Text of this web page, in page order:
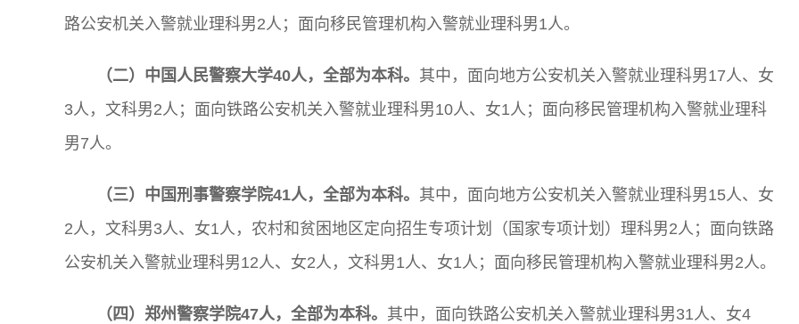
路公安机关入警就业理科男2人；面向移民管理机构入警就业理科男1人。
（二）中国人民警察大学40人，全部为本科。 其中，面向地方公安机关入警就业理科男17人、女
3人，文科男2人；面向铁路公安机关入警就业理科男10人、女1人；面向移民管理机构入警就业理科
男7人。
（三）中国刑事警察学院41人，全部为本科。 其中，面向地方公安机关入警就业理科男15人、女
2人，文科男3人、女1人，农村和贫困地区定向招生专项计划（国家专项计划）理科男2人；面向铁路
公安机关入警就业理科男12人、女2人，文科男1人、女1人；面向移民管理机构入警就业理科男2人。
（四）郑州警察学院47人，全部为本科。 其中，面向铁路公安机关入警就业理科男31人、女4